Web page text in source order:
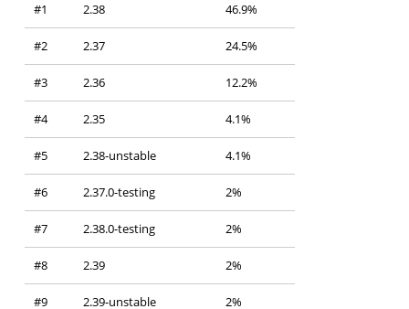
#1 2.38 46.9%
#2 2.37 24.5%
#3 2.36 12.2%
#4 2.35 4.1%
#5 2.38-unstable 4.1%
#6 2.37.0-testing 2%
#7 2.38.0-testing 2%
#8 2.39 2%
#9 2.39-unstable 2%